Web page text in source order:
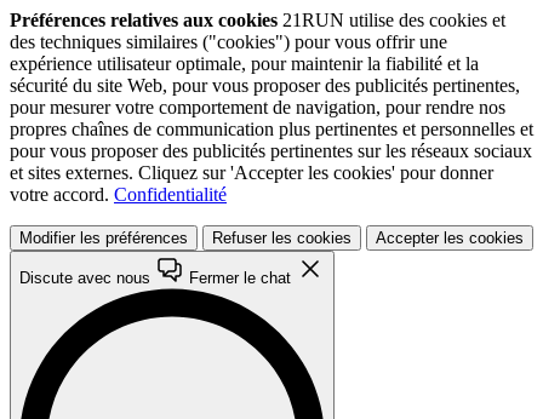
Préférences relatives aux cookies 21RUN utilise des cookies et
des techniques similaires ("cookies") pour vous offrir une
expérience utilisateur optimale, pour maintenir la fiabilité et la
sécurité du site Web, pour vous proposer des publicités pertinentes,
pour mesurer votre comportement de navigation, pour rendre nos
propres chaînes de communication plus pertinentes et personnelles et
pour vous proposer des publicités pertinentes sur les réseaux sociaux
et sites externes. Cliquez sur 'Accepter les cookies' pour donner
votre accord. Confidentialité
Modifier les préférences Refuser les cookies Accepter les cookies
Discute avec nous Fermer le chat